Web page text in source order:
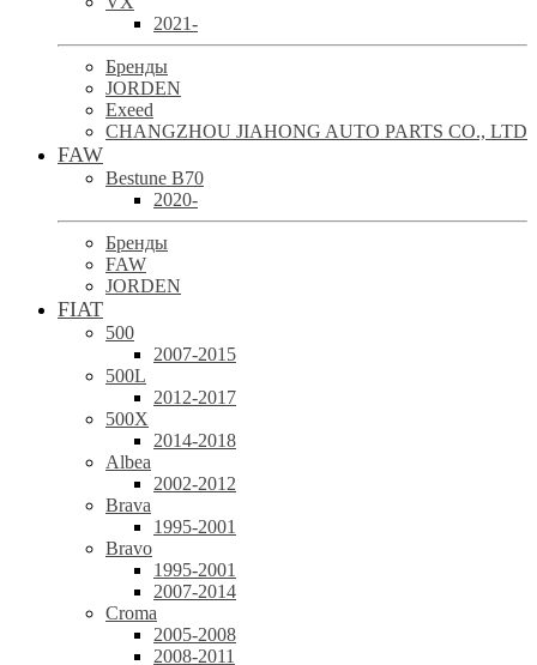
2021-
Бренды
JORDEN
Exeed
CHANGZHOU JIAHONG AUTO PARTS CO., LTD
FAW
Bestune B70
2020-
Бренды
FAW
JORDEN
FIAT
500
2007-2015
500L
2012-2017
500X
2014-2018
Albea
2002-2012
Brava
1995-2001
Bravo
1995-2001
2007-2014
Croma
2005-2008
2008-2011